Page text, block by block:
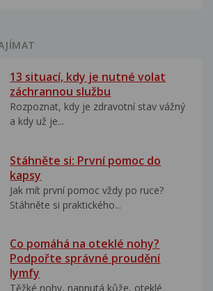
13 situací, kdy je nutné volat
záchrannou službu
Rozpoznat, kdy je zdravotní stav vážný
a kdy už je...
Stáhněte si: První pomoc do
kapsy
Jak mít první pomoc vždy po ruce?
Stáhněte si praktického...
Co pomáhá na oteklé nohy?
Podpořte správné proudění
lymfy
Těžké nohy, napnutá kůže, oteklé